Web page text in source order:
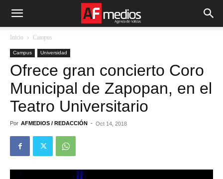
Inicio Campus
Campus Universidad
Ofrece gran concierto Coro
Municipal de Zapopan, en el
Teatro Universitario
Por AFMEDIOS / REDACCIÓN - Oct 14, 2018